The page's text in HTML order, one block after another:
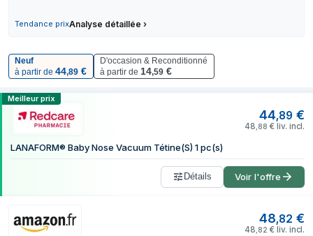
Tendance prixAnalyse détaillée ›
Neuf
à partir de 44,89 €
D'occasion & Reconditionné
à partir de 14,59 €
Comparer les prix de LANAFORM
Meilleur prix
44,89 €
48 88 € liv. incl.
LANAFORM® Baby Nose Vacuum Tétine(S) 1 pc(s)
Détails Voir l'offre
48,82 €
48 82 € liv. incl.